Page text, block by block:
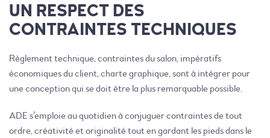
UN RESPECT DES
CONTRAINTES TECHNIQUES
Règlement technique, contraintes du salon, impératifs
économiques du client, charte graphique, sont à intégrer pour
une conception qui se doit être la plus remarquable possible.
ADE s’emploie au quotidien à conjuguer contraintes de tout
ordre, créativité et originalité tout en gardant les pieds dans le